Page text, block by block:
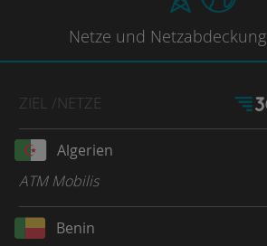
Netze und Netzabdeckung
ZIEL /NETZE
Algerien
ATM Mobilis
Benin